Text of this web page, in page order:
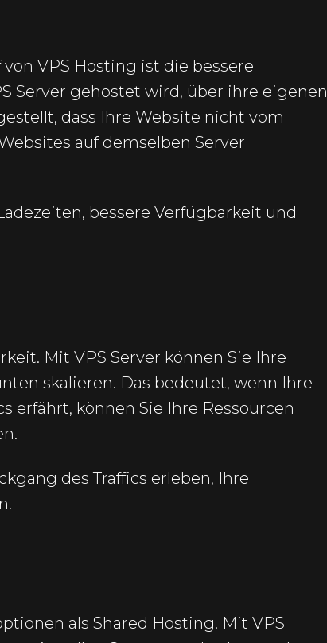
VPS Hosting ist die bessere
Server gehostet wird, über ihre eigenen
dass Ihre Website nicht vom
auf demselben Server
bessere Verfügbarkeit und
Mit VPS Server können Sie Ihre
skalieren. Das bedeutet, wenn Ihre
erfährt, können Sie Ihre Ressourcen
des Traffics erleben, Ihre
als Shared Hosting. Mit VPS